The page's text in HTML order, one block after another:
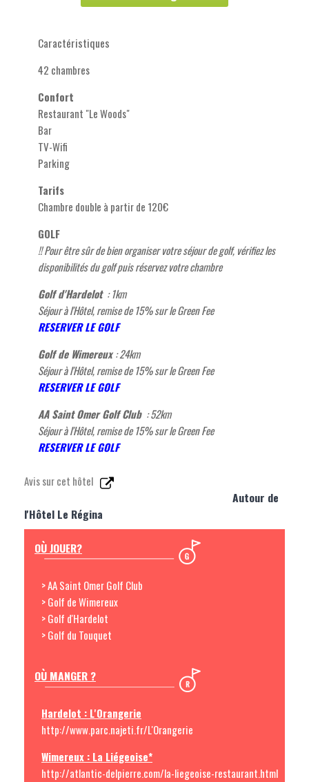
Caractéristiques
42 chambres
Confort
Restaurant "Le Woods"
Bar
TV-Wifi
Parking
Tarifs
Chambre double à partir de 120€
GOLF
!! Pour être sûr de bien organiser votre séjour de golf, vérifiez les
disponibilités du golf puis réservez votre chambre
Golf d'Hardelot : 1km
Séjour à l'Hôtel, remise de 15% sur le Green Fee
RESERVER LE GOLF
Golf de Wimereux: 24km
Séjour à l'Hôtel, remise de 15% sur le Green Fee
RESERVER LE GOLF
AA Saint Omer Golf Club : 52km
Séjour à l'Hôtel, remise de 15% sur le Green Fee
RESERVER LE GOLF
Avis sur cet hôtel
Autour de
l'Hôtel Le Régina
OÙ JOUER?
> AA Saint Omer Golf Club
> Golf de Wimereux
> Golf d'Hardelot
> Golf du Touquet
OÙ MANGER ?
Hardelot : L'Orangerie
http://www.parc.najeti.fr/L'Orangerie
Wimereux : La Liégeoise*
http://atlantic-delpierre.com/la-liegeoise-restaurant.html